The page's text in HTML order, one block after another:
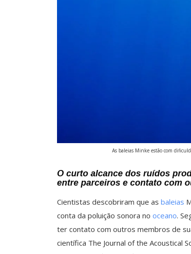
As baleias Minke estão com
O curto alcance dos ruídos
entre parceiros e contato com
Cientistas descobriram que as baleias
conta da poluição sonora no oceano.
ter contato com outros membros de
científica The Journal of the Acoustical